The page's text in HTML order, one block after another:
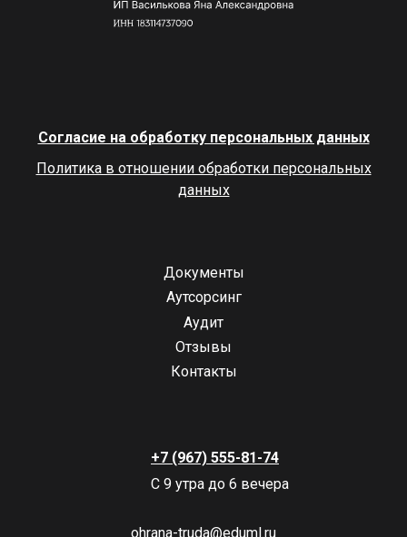
Согласие на обработку персональных данных
Политика в отношении обработки персональных
данных
Документы
Аутсорсинг
Аудит
Отзывы
Контакты
+7 (967) 555-81-74
С 9 утра до 6 вечера
ohrana-truda@eduml.ru